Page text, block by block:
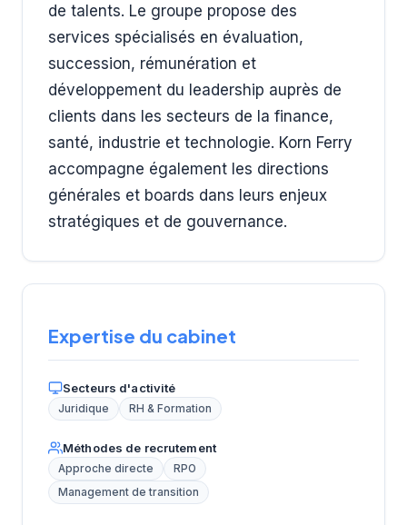
de talents. Le groupe propose des
services spécialisés en évaluation,
succession, rémunération et
développement du leadership auprès de
clients dans les secteurs de la finance,
santé, industrie et technologie. Korn Ferry
accompagne également les directions
générales et boards dans leurs enjeux
stratégiques et de gouvernance.
Expertise du cabinet
Secteurs d'activité
Juridique RH & Formation
Méthodes de recrutement
Approche directe
RPO
Management de transition